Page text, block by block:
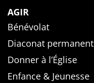
AGIR
Bénévolat
Diaconat permanent
Donner à l’Église
Enfance & Jeunesse